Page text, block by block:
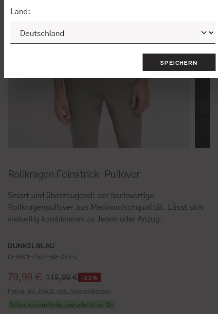
Rollkragen Feinstrick-Pullover
Smart und überzeugend: der hochwertige
Rollkragenpullover aus Merinomischqualität. Lässt sich
vielseitig kombinieren zu Jeans oder Anzug.
DUNKELBLAU
CI-6001-7507-69-253-L
Verkaufspreis:
79,99 € 119,99 € -33%
Preise inkl. MwSt. zzgl. Versandkosten
Sofort versandfertig und schnell bei Dir
Land:
SPEICHERN